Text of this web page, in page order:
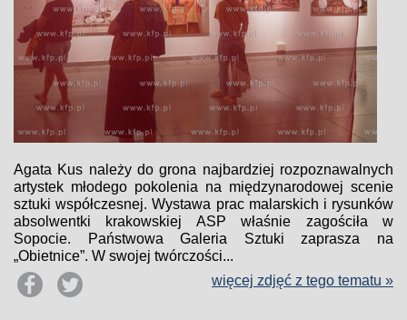
Agata Kus należy do grona najbardziej rozpoznawalnych
artystek młodego pokolenia na międzynarodowej scenie
sztuki współczesnej. Wystawa prac malarskich i rysunków
absolwentki krakowskiej ASP właśnie zagościła w
Sopocie. Państwowa Galeria Sztuki zaprasza na
„Obietnice”. W swojej twórczości...
więcej zdjęć z tego tematu »